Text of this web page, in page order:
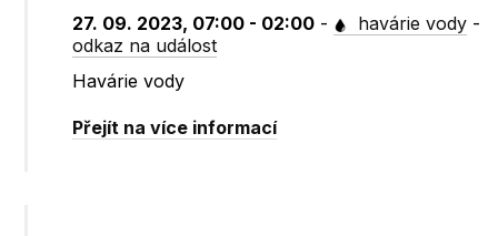
27. 09. 2023, 07:00 - 02:00 - havárie vody -
odkaz na událost
Havárie vody
Přejít na více informací